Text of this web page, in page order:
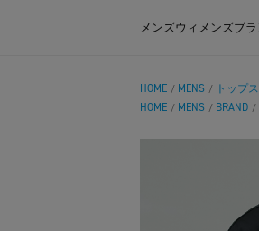
メンズウィメンズブラ
HOME / MENS / トップス
HOME / MENS / BRAND /